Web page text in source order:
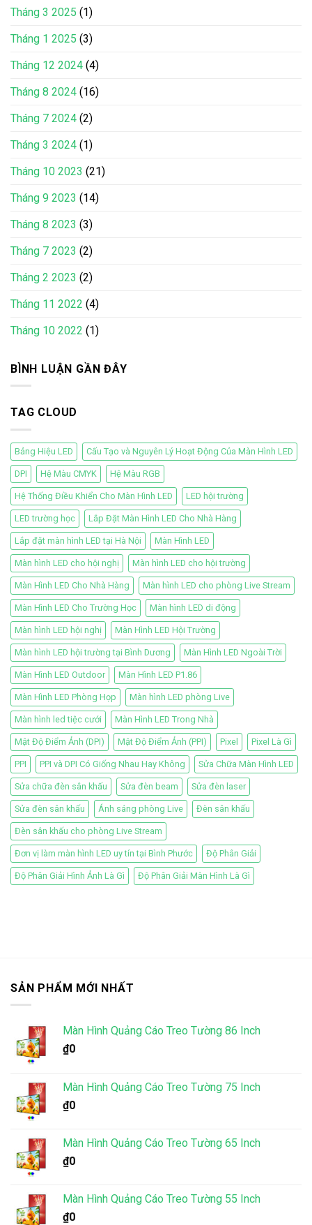
Tháng 3 2025 (1)
Tháng 1 2025 (3)
Tháng 12 2024 (4)
Tháng 8 2024 (16)
Tháng 7 2024 (2)
Tháng 3 2024 (1)
Tháng 10 2023 (21)
Tháng 9 2023 (14)
Tháng 8 2023 (3)
Tháng 7 2023 (2)
Tháng 2 2023 (2)
Tháng 11 2022 (4)
Tháng 10 2022 (1)
BÌNH LUẬN GẦN ĐÂY
TAG CLOUD
Bảng Hiệu LED Cấu Tạo và Nguyên Lý Hoạt Động Của Màn Hình LED
DPI Hệ Màu CMYK Hệ Màu RGB
Hệ Thống Điều Khiển Cho Màn Hình LED LED hội trường
LED trường học Lắp Đặt Màn Hình LED Cho Nhà Hàng
Lắp đặt màn hình LED tại Hà Nội Màn Hình LED
Màn hình LED cho hội nghị Màn hình LED cho hội trường
Màn Hình LED Cho Nhà Hàng Màn hình LED cho phòng Live Stream
Màn Hình LED Cho Trường Học Màn hình LED di động
Màn hình LED hội nghị Màn Hình LED Hội Trường
Màn hình LED hội trường tại Bình Dương Màn Hình LED Ngoài Trời
Màn Hình LED Outdoor Màn Hình LED P1.86
Màn Hình LED Phòng Họp Màn hình LED phòng Live
Màn hình led tiệc cưới Màn Hình LED Trong Nhà
Mật Độ Điểm Ảnh (DPI) Mật Độ Điểm Ảnh (PPI) Pixel Pixel Là Gì
PPI PPI và DPI Có Giống Nhau Hay Không Sửa Chữa Màn Hình LED
Sửa chữa đèn sân khấu Sửa đèn beam Sửa đèn laser
Sửa đèn sân khấu Ánh sáng phòng Live Đèn sân khấu
Đèn sân khấu cho phòng Live Stream
Đơn vị làm màn hình LED uy tín tại Bình Phước Độ Phân Giải
Độ Phân Giải Hình Ảnh Là Gì Độ Phân Giải Màn Hình Là Gì
SẢN PHẨM MỚI NHẤT
Màn Hình Quảng Cáo Treo Tường 86 Inch
₫0
Màn Hình Quảng Cáo Treo Tường 75 Inch
₫0
Màn Hình Quảng Cáo Treo Tường 65 Inch
₫0
Màn Hình Quảng Cáo Treo Tường 55 Inch
₫0